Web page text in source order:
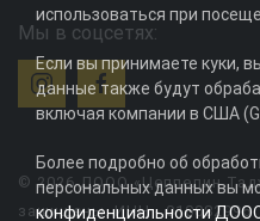
Мы в соцсетях:
© 2026 ДООО «Цеппелин
защищены. ИНН - 010082996
использоваться при
Если вы принимаете куки,
данные также будут
включая компании в США
Более подробно об
персональных данных вы
конфиденциальности